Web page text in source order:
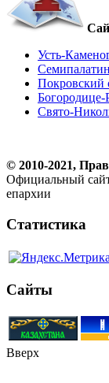
Усть-
Покровский
Богородице-
Свято-
© 2010-2021,
Официальный
епархии
Статистика
Сайты
Вверх